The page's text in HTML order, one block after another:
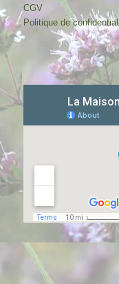
CGV
Politique de